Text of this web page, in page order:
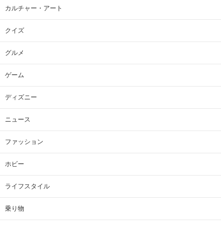
カルチャー・アート
クイズ
グルメ
ゲーム
ディズニー
ニュース
ファッション
ホビー
ライフスタイル
乗り物